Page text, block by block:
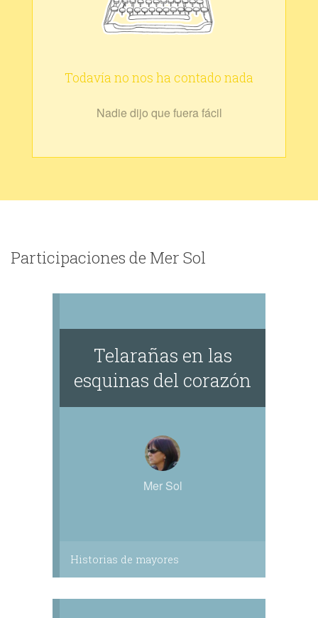
Todavía no nos ha contado nada
Nadie dijo que fuera fácil
Participaciones de Mer Sol
Telarañas en las
esquinas del corazón
Mer Sol
Historias de mayores